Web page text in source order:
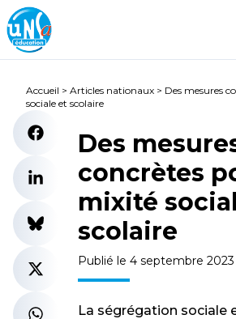
Accueil > Articles nationaux > Des mesures
sociale et scolaire
Des
concrètes
mixité
scolaire
Publié le 4 septembre 2023
La ségrégation sociale